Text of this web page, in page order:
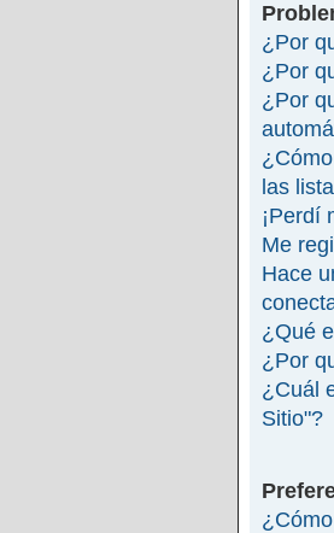
¿Por
¿Por
¿Por
las
¡Perdí
Me
Hace
¿Qué
¿Por
¿Cuál
Sitio"?